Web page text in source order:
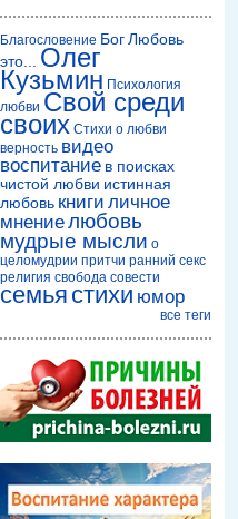
Благословение БогЛюбовь
это...
Олег
Кузьмин Психология
любви Свой среди
своих Стихи о любви
верность видео
воспитание в поисках
чистой любви истинная
любовь книги личное
мнениелюбовь
мудрые мысли о
целомудрии притчи ранний секс
религия свобода совести
семья стихи юмор
все теги